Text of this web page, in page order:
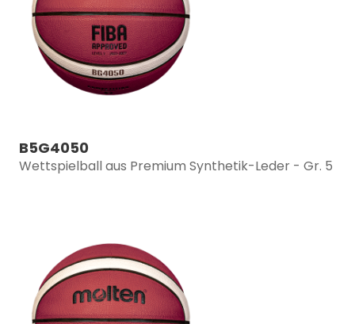
B5G4050
Wettspielball aus Premium Synthetik-Leder - Gr. 5